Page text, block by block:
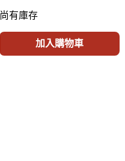
尚有庫存
加入購物車